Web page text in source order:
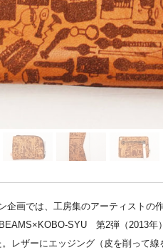
Instagram
Youtube
online-shop
南関東・甲信障害者
アートサポートセンター
社会福祉法人みぬま福祉会
企画では、工房集のアーティストの
BEAMS×KOBO-SYU 第2弾（2013年）
レザーにエッジング（皮を削って